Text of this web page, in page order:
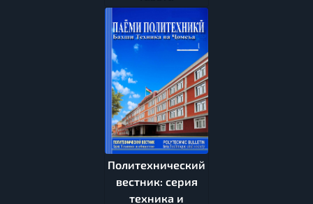
Политехнический
вестник: серия
техника и